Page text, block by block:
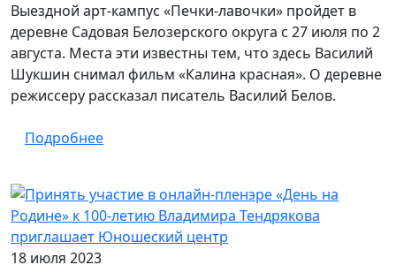
Выездной арт-кампус «Печки-лавочки» пройдет в
деревне Садовая Белозерского округа с 27 июля по 2
августа. Места эти известны тем, что здесь Василий
Шукшин снимал фильм «Калина красная». О деревне
режиссеру рассказал писатель Василий Белов.
Подробнее
18 июля 2023